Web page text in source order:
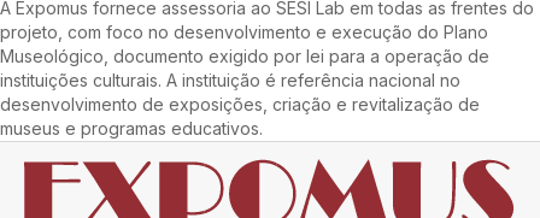
A Expomus fornece assessoria ao SESI Lab em todas as frentes do
projeto, com foco no desenvolvimento e execução do Plano
Museológico, documento exigido por lei para a operação de
instituições culturais. A instituição é referência nacional no
desenvolvimento de exposições, criação e revitalização de
museus e programas educativos.